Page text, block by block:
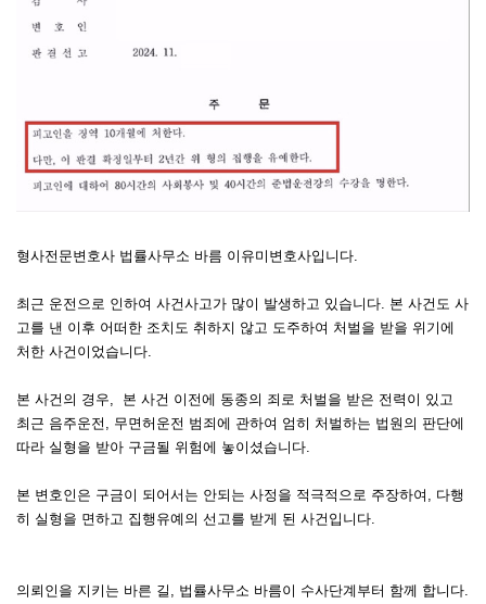
형사전문변호사 법률사무소 바름 이유미변호사입니다.
최근 운전으로 인하여 사건사고가 많이 발생하고 있습니다. 본 사건도 사
고를 낸 이후 어떠한 조치도 취하지 않고 도주하여 처벌을 받을 위기에
처한 사건이었습니다.
본 사건의 경우, 본 사건 이전에 동종의 죄로 처벌을 받은 전력이 있고
최근 음주운전, 무면허운전 범죄에 관하여 엄히 처벌하는 법원의 판단에
따라 실형을 받아 구금될 위험에 놓이셨습니다.
본 변호인은 구금이 되어서는 안되는 사정을 적극적으로 주장하여, 다행
히 실형을 면하고 집행유예의 선고를 받게 된 사건입니다.
의뢰인을 지키는 바른 길, 법률사무소 바름이 수사단계부터 함께 합니다.